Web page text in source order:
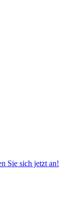
Sie sich jetzt an!